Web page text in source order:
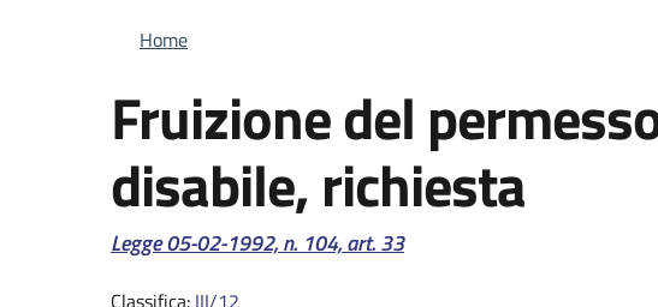
Briciole di pane
Home
Fruizione del
disabile, richiesta
Riferimento normativo:
Legge 05-02-1992, n. 104, art. 33
Classifica: III/12